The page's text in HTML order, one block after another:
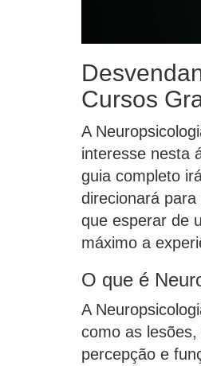
Cursos
A
interesse nesta
guia completo
direcionará
que esperar de
máximo a
O que é
A
como as
percepção e